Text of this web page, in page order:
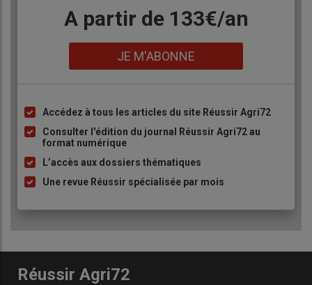
BodyA partir de 133€/an
JE M'ABONNE
Liste
à
puce
Accédez à tous les articles du site Réussir Agri72
Consulter l'édition du journal Réussir Agri72 au
format numérique
L’accès aux dossiers thématiques
Une revue Réussir spécialisée par mois
Réussir Agri72